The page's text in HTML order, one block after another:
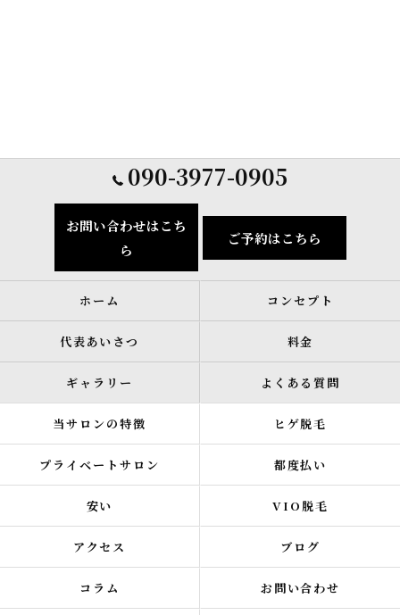
090-3977-0905
お問い合わせはこち
ら
ご予約はこちら
ホーム コンセプト
代表あいさつ 料金
ギャラリー よくある質問
当サロンの特徴 ヒゲ脱毛
プライベートサロン 都度払い
安い VIO脱毛
アクセス ブログ
コラム お問い合わせ